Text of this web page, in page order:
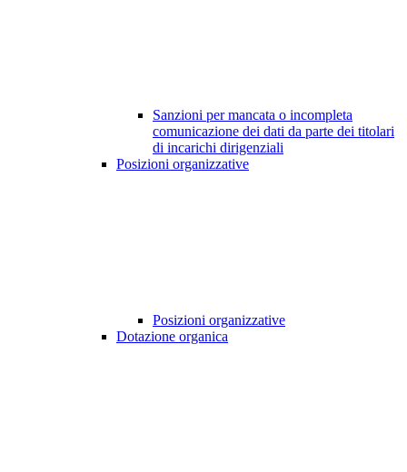
Sanzioni per mancata o incompleta
comunicazione dei dati da parte dei titolari
di incarichi dirigenziali
Posizioni organizzative
Posizioni organizzative
Dotazione organica